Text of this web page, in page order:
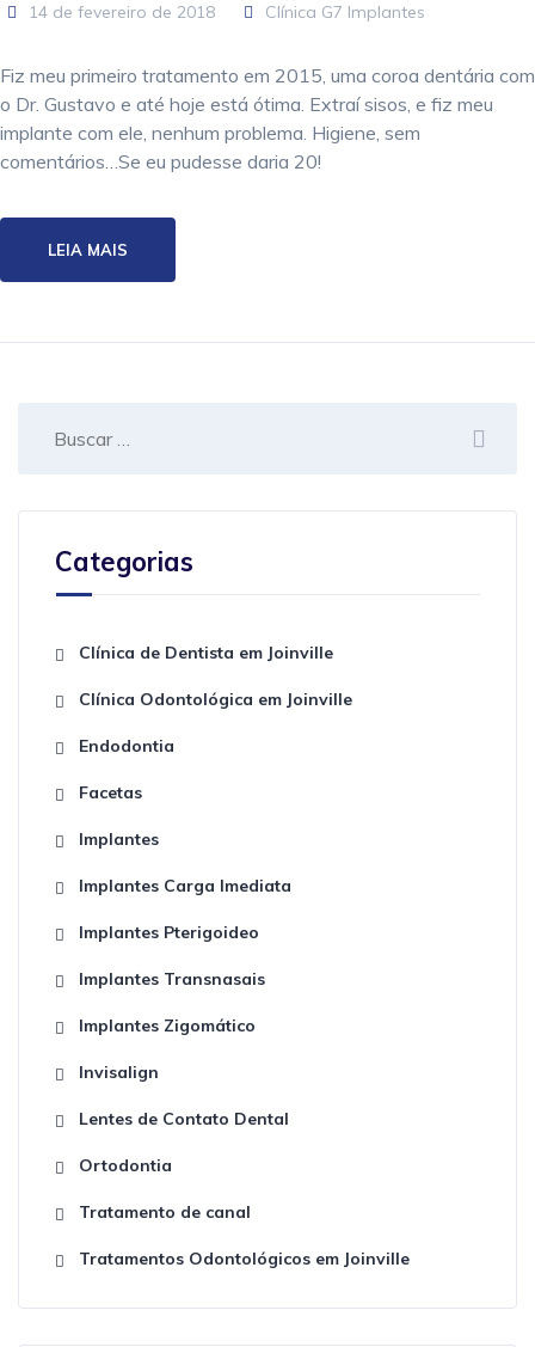
14 de fevereiro de 2018 Clínica G7 Implantes
Fiz meu primeiro tratamento em 2015, uma coroa dentária com
o Dr. Gustavo e até hoje está ótima. Extraí sisos, e fiz meu
implante com ele, nenhum problema. Higiene, sem
comentários…Se eu pudesse daria 20!
LEIA MAIS
Categorias
Clínica de Dentista em Joinville
Clínica Odontológica em Joinville
Endodontia
Facetas
Implantes
Implantes Carga Imediata
Implantes Pterigoideo
Implantes Transnasais
Implantes Zigomático
Invisalign
Lentes de Contato Dental
Ortodontia
Tratamento de canal
Tratamentos Odontológicos em Joinville